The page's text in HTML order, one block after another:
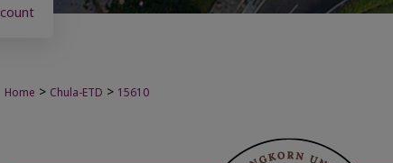
Home > Chula-ETD > 15610